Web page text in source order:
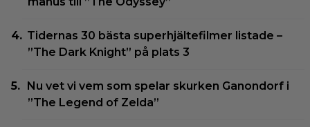
Tidernas 30 bästa superhjältefilmer listade –
”The Dark Knight” på plats 3
Nu vet vi vem som spelar skurken Ganondorf i
”The Legend of Zelda”